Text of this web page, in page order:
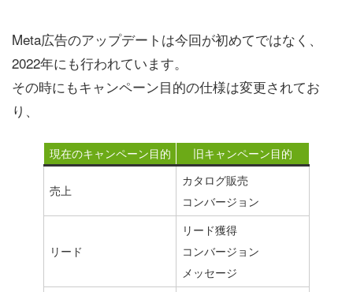
Meta広告のアップデートは今回が初めてではなく、
2022年にも行われています。
その時にもキャンペーン目的の仕様は変更されてお
り、
現在のキャンペーン目的 旧キャンペーン目的
売上
カタログ販売
コンバージョン
リード
リード獲得
コンバージョン
メッセージ